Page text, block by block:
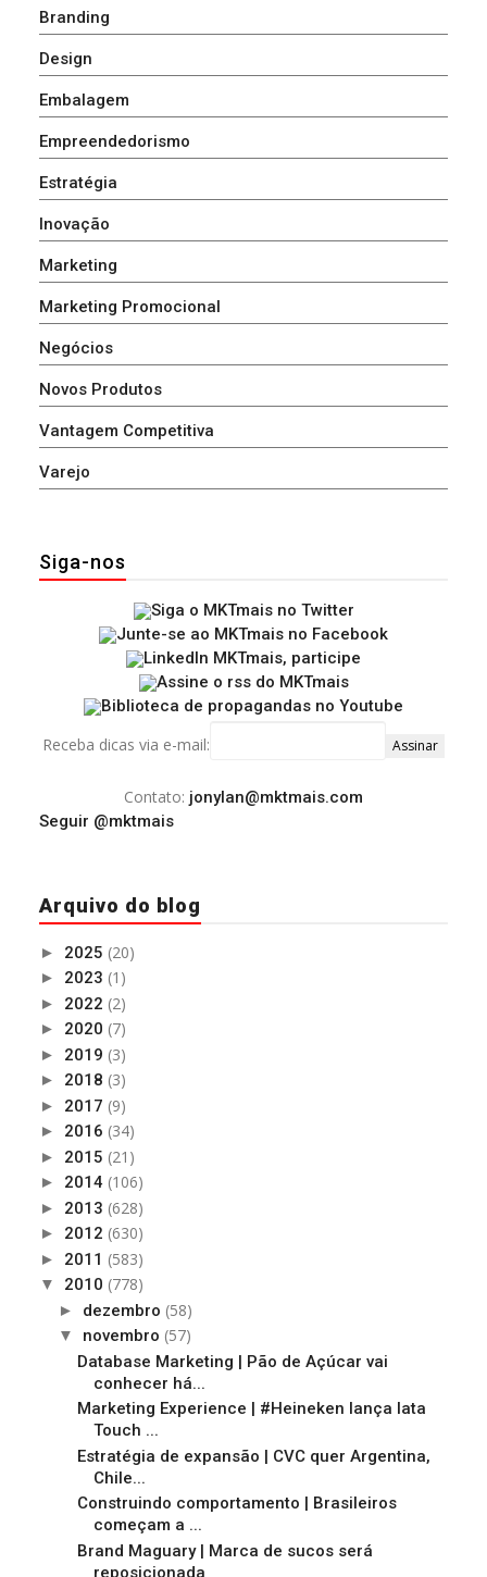
Branding
Design
Embalagem
Empreendedorismo
Estratégia
Inovação
Marketing
Marketing Promocional
Negócios
Novos Produtos
Vantagem Competitiva
Varejo
Siga-nos
Receba dicas via e-mail:
Contato: jonylan@mktmais.com
Seguir @mktmais
Arquivo do blog
► 2025 (20)
► 2023 (1)
► 2022 (2)
► 2020 (7)
► 2019 (3)
► 2018 (3)
► 2017 (9)
► 2016 (34)
► 2015 (21)
► 2014 (106)
► 2013 (628)
► 2012 (630)
► 2011 (583)
▼ 2010 (778)
► dezembro (58)
▼ novembro (57)
Database Marketing | Pão de Açúcar vai
conhecer há...
Marketing Experience | #Heineken lança lata
Touch ...
Estratégia de expansão | CVC quer Argentina,
Chile...
Construindo comportamento | Brasileiros
começam a ...
Brand Maguary | Marca de sucos será
reposicionada